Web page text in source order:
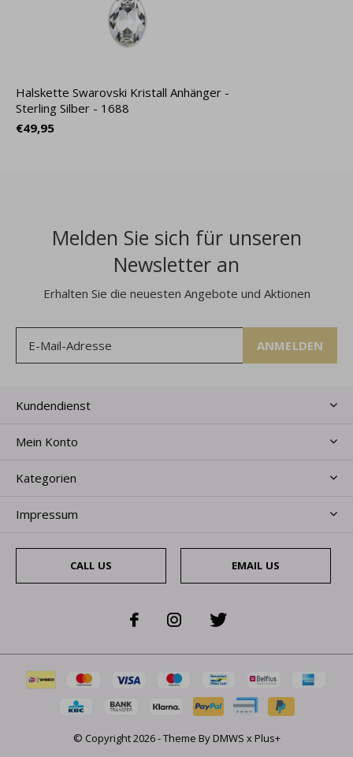
Halskette Swarovski Kristall Anhänger -
Sterling Silber - 1688
€49,95
Melden Sie sich für unseren
Newsletter an
Erhalten Sie die neuesten Angebote und Aktionen
ANMELDEN
Kundendienst
Mein Konto
Kategorien
Impressum
CALL US EMAIL US
© Copyright2026- Theme ByDMWS xPlus+